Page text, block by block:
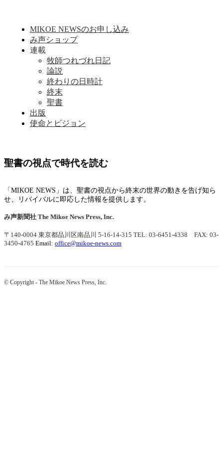
MIKOE NEWSのお申し込み
み声ショップ
連載
牧師つれづれ日記
論説
終わりの日時計
終末
聖書
出版
使命とビジョン
聖書の視点で時代を読む
「MIKOE NEWS」は、聖書の視点から終末の世界の動きを告げ知ら
せ、リバイバルに即応した情報を提供します。
み声新聞社 The Mikoe News Press, Inc.
〒140-0004 東京都品川区南品川 5-16-14-315 TEL: 03-6451-4338 FAX: 03-
3450-4765 Email: office@mikoe-news.com
© Copyright - The Mikoe News Press, Inc.